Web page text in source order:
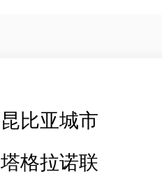
昆比亚城市
塔格拉诺联